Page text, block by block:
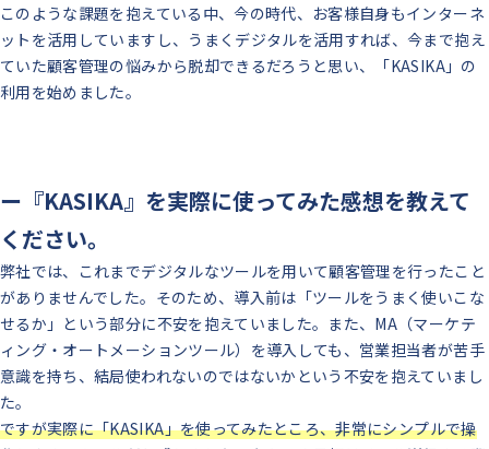
このような課題を抱えている中、今の時代、お客様自身もインターネ
ットを活用していますし、うまくデジタルを活用すれば、今まで抱え
ていた顧客管理の悩みから脱却できるだろうと思い、「KASIKA」の
利用を始めました。
ー『KASIKA』を実際に使ってみた感想を教えて
ください。
弊社では、これまでデジタルなツールを用いて顧客管理を行ったこと
がありませんでした。そのため、導入前は「ツールをうまく使いこな
せるか」という部分に不安を抱えていました。また、MA（マーケテ
ィング・オートメーションツール）を導入しても、営業担当者が苦手
意識を持ち、結局使われないのではないかという不安を抱えていまし
た。
ですが実際に「KASIKA」を使ってみたところ、非常にシンプルで操